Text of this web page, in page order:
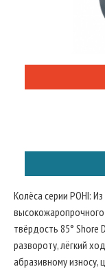
Колёса серии POHI:
твёрдость 85° Shore
развороту, лёгкий
абразивному износу,